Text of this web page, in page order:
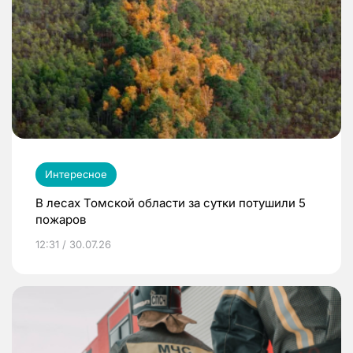
Интересное
В лесах Томской области за сутки потушили 5
пожаров
12:31 / 30.07.26